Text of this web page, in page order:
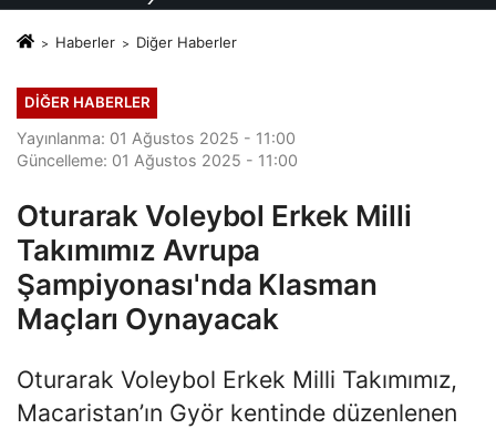
Haberler Diğer Haberler
DIĞER HABERLER
Yayınlanma: 01 Ağustos 2025 - 11:00
Güncelleme: 01 Ağustos 2025 - 11:00
Oturarak Voleybol Erkek Milli
Takımımız Avrupa
Şampiyonası'nda Klasman
Maçları Oynayacak
Oturarak Voleybol Erkek Milli Takımımız,
Macaristan’ın Györ kentinde düzenlenen